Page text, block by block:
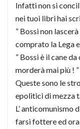
Infatti non si
nei tuoi libri hai
” Bossi non
comprato la Lega
” Bossi è il cane
morderà mai più ! ”
Queste sono le
epolitici di mezza
L’ anticomunismo
farsi fottere ed